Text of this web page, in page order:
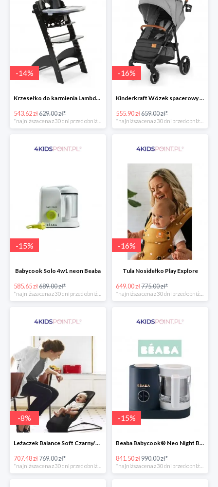
-14%
Krzesełko do karmienia Lambda 3 Black Childhome
543.62 zł629.00 zł*
*najniższa cena z 30 dni przed obniżką
-16%
Kinderkraft Wózek spacerowy Grande LX
555.90 zł659.00 zł*
*najniższa cena z 30 dni przed obniżką
-15%
Babycook Solo 4w1 neon Beaba
585.65 zł689.00 zł*
-16%
Tula Nosidełko Play Explore
649.00 zł775.00 zł*
-8%
Leżaczek Balance Soft Czarny/Ciemnoszary + Zabawka BabyBjorn
707.48 zł769.00 zł*
*najniższa cena z 30 dni przed obniżką
-15%
Beaba Babycook® Neo Night Blue
841.50 zł990.00 zł*
*najniższa cena z 30 dni przed obniżką